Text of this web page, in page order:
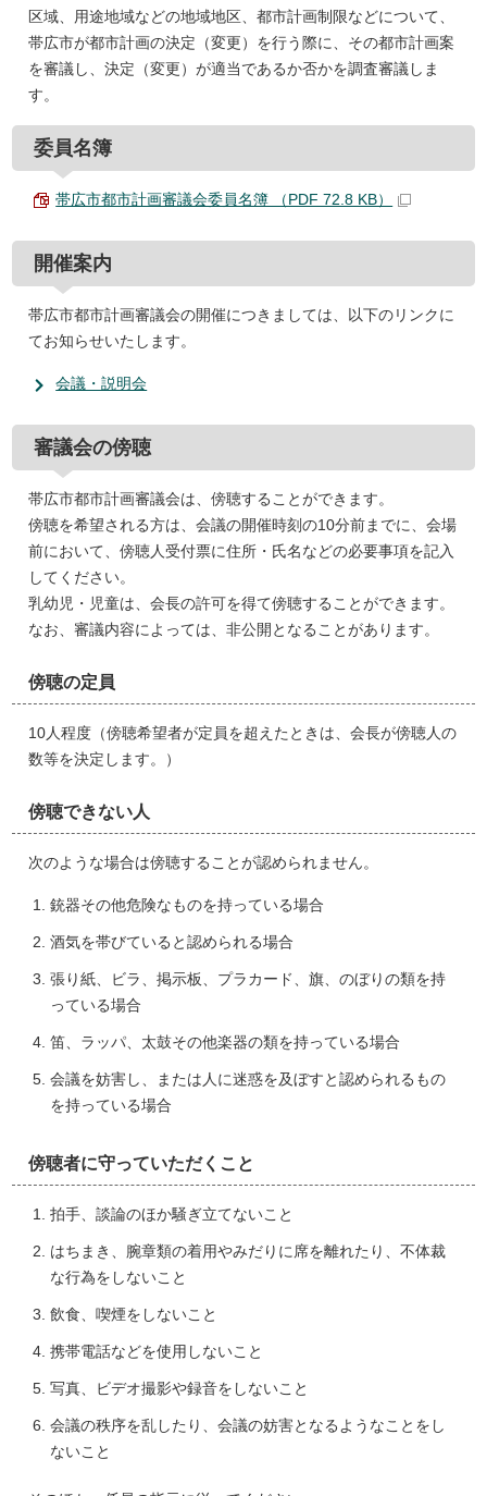
区域、用途地域などの地域地区、都市計画制限などについて、
帯広市が都市計画の決定（変更）を行う際に、その都市計画案
を審議し、決定（変更）が適当であるか否かを調査審議しま
す。
委員名簿
帯広市都市計画審議会委員名簿 （PDF 72.8 KB）
開催案内
帯広市都市計画審議会の開催につきましては、以下のリンクに
てお知らせいたします。
会議・説明会
審議会の傍聴
帯広市都市計画審議会は、傍聴することができます。
傍聴を希望される方は、会議の開催時刻の10分前までに、会場
前において、傍聴人受付票に住所・氏名などの必要事項を記入
してください。
乳幼児・児童は、会長の許可を得て傍聴することができます。
なお、審議内容によっては、非公開となることがあります。
傍聴の定員
10人程度（傍聴希望者が定員を超えたときは、会長が傍聴人の
数等を決定します。）
傍聴できない人
次のような場合は傍聴することが認められません。
銃器その他危険なものを持っている場合
酒気を帯びていると認められる場合
張り紙、ビラ、掲示板、プラカード、旗、のぼりの類を持
っている場合
笛、ラッパ、太鼓その他楽器の類を持っている場合
会議を妨害し、または人に迷惑を及ぼすと認められるもの
を持っている場合
傍聴者に守っていただくこと
拍手、談論のほか騒ぎ立てないこと
はちまき、腕章類の着用やみだりに席を離れたり、不体裁
な行為をしないこと
飲食、喫煙をしないこと
携帯電話などを使用しないこと
写真、ビデオ撮影や録音をしないこと
会議の秩序を乱したり、会議の妨害となるようなことをし
ないこと